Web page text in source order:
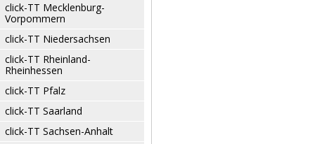
click-TT Mecklenburg-
Vorpommern
click-TT Niedersachsen
click-TT Rheinland-
Rheinhessen
click-TT Pfalz
click-TT Saarland
click-TT Sachsen-Anhalt